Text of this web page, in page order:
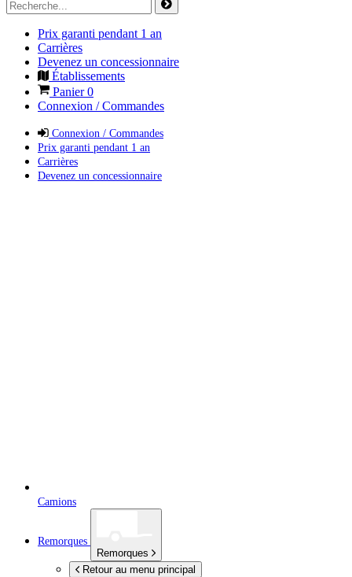
Prix garanti pendant 1 an
Carrières
Devenez un concessionnaire
Établissements
Panier0
Connexion / Commandes
Connexion / Commandes
Prix garanti pendant 1 an
Carrières
Devenez un concessionnaire
Camions
Remorques
Remorques
Retour au menu principal